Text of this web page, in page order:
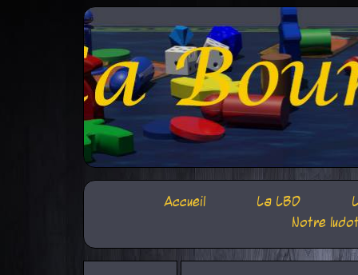
Accueil La LBD
Notre